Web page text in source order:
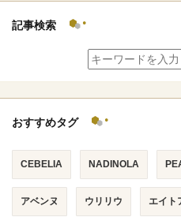
記事検索
おすすめタグ
CEBELIA NADINOLA
アベンヌ ウリリウ エイト